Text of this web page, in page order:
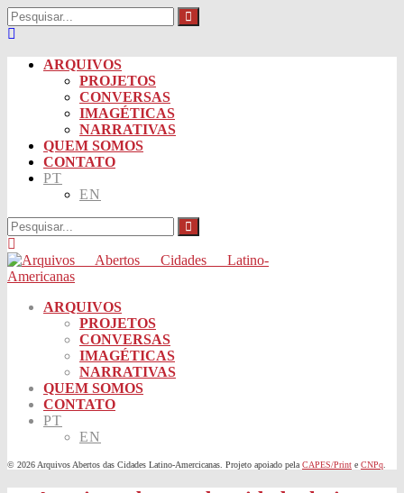
ARQUIVOS
PROJETOS
CONVERSAS
IMAGÉTICAS
NARRATIVAS
QUEM SOMOS
CONTATO
PT
EN
ARQUIVOS
PROJETOS
CONVERSAS
IMAGÉTICAS
NARRATIVAS
QUEM SOMOS
CONTATO
PT
EN
© 2026 Arquivos Abertos das Cidades Latino-Amercicanas. Projeto apoiado pela CAPES/Print e CNPq